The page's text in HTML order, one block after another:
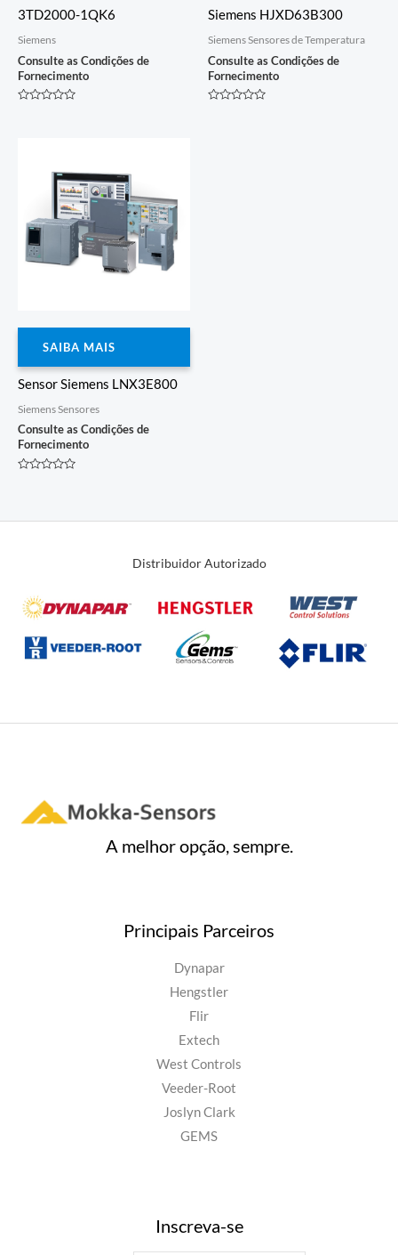
3TD2000-1QK6
Siemens
Consulte as Condições de
Fornecimento
Siemens HJXD63B300
Siemens Sensores de Temperatura
Consulte as Condições de
Fornecimento
SAIBA MAIS
Sensor Siemens LNX3E800
Siemens Sensores
Consulte as Condições de
Fornecimento
Distribuidor Autorizado
A melhor opção, sempre.
Principais Parceiros
Dynapar
Hengstler
Flir
Extech
West Controls
Veeder-Root
Joslyn Clark
GEMS
Inscreva-se